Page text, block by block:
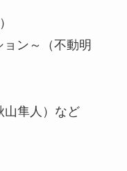
ン～（不動明
山隼人）など